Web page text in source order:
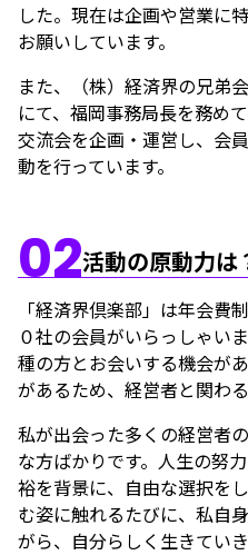
した。現在は企画や営業に
お願いしています。
また、（株）経済界の兄弟
にて、福岡事務局長を務め
交流会を企画・運営し、会
動を行っています。
02活動の原動力は
「経済界倶楽部」は年会費
０社の会員がいらっしゃい
種の方とお会いする機会が
があるため、経営者と関わ
私が出会った多くの経営者
な方ばかりです。人生の努
裕を背景に、自由な選択を
む姿に触れるたびに、私自
がら、自分らしく生きてい